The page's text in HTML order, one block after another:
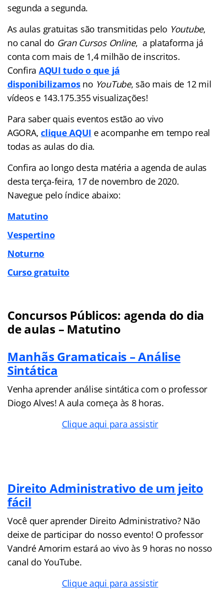
segunda a segunda.
As aulas gratuitas são transmitidas pelo Youtube,
no canal do Gran Cursos Online, a plataforma já
conta com mais de 1,4 milhão de inscritos.
Confira AQUI tudo o que já
disponibilizamosno YouTube, são mais de 12 mil
vídeos e 143.175.355 visualizações!
Para saber quais eventos estão ao vivo
AGORA,clique AQUI e acompanhe em tempo real
todas as aulas do dia.
Confira ao longo desta matéria a agenda de aulas
desta terça-feira, 17 de novembro de 2020.
Navegue pelo índice abaixo:
Matutino
Vespertino
Noturno
Curso gratuito
Concursos Públicos: agenda do dia
de aulas – Matutino
Manhãs Gramaticais – Análise
Sintática
Venha aprender análise sintática com o professor
Diogo Alves! A aula começa às 8 horas.
Clique aqui para assistir
Direito Administrativo de um jeito
fácil
Você quer aprender Direito Administrativo? Não
deixe de participar do nosso evento! O professor
Vandré Amorim estará ao vivo às 9 horas no nosso
canal do YouTube.
Clique aqui para assistir